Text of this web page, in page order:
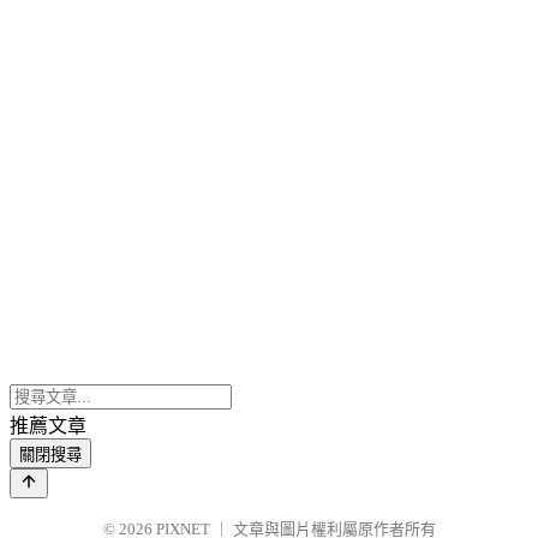
推薦文章
關閉搜尋
© 2026 PIXNET 文章與圖片權利屬原作者所有